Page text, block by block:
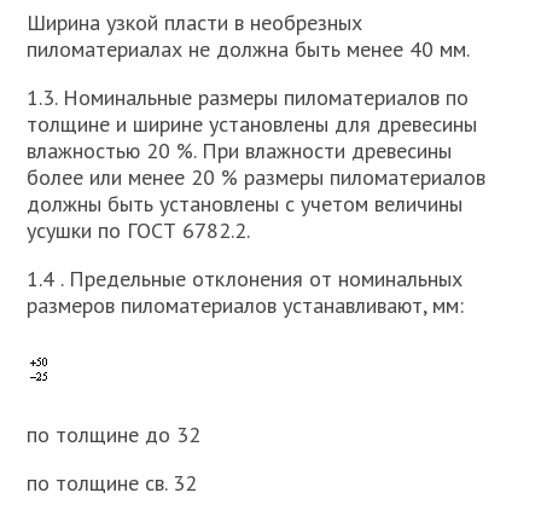
Ширина узкой пласти в необрезных
пиломатериалах не должна быть менее 40 мм.
1.3. Номинальные размеры пиломатериалов по
толщине и ширине установлены для древесины
влажностью 20 %. При влажности древесины
более или менее 20 % размеры пиломатериалов
должны быть установлены с учетом величины
усушки по ГОСТ 6782.2.
1.4 . Предельные отклонения от номинальных
размеров пиломатериалов устанавливают, мм:
по толщине до 32
по толщине св. 32